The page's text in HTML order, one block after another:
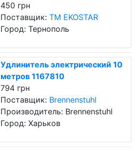
450 грн
Поставщик: ТМ EKOSTAR
Город: Тернополь
Удлинитель электрический 10
метров 1167810
794 грн
Поставщик: Brennenstuhl
Производитель: Brennenstuhl
Город: Харьков